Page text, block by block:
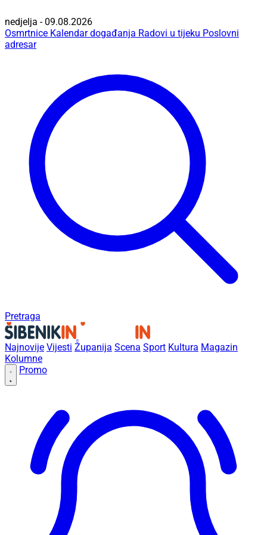
nedjelja - 09.08.2026
Osmrtnice Kalendar događanja Radovi u tijeku Poslovni
adresar
Pretraga
Najnovije Vijesti Županija Scena Sport Kultura Magazin
Kolumne
Promo